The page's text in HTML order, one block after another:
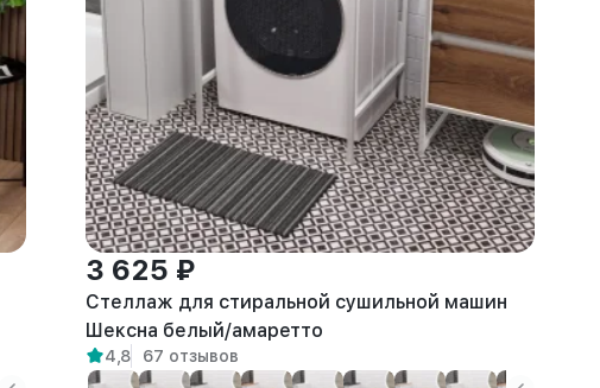
3 625 ₽
Стеллаж для стиральной сушильной машин
Шексна белый/амаретто
4,8 67 отзывов